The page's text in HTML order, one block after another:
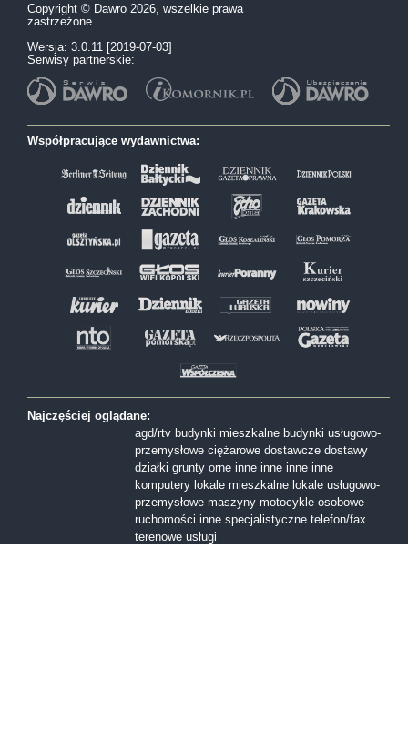
Copyright © Dawro 2026, wszelkie prawa
zastrzeżone
Wersja: 3.0.11 [2019-07-03]
Serwisy partnerskie:
Współpracujące wydawnictwa:
Najczęściej oglądane:
agd/rtv budynki mieszkalne budynki usługowo-
przemysłowe ciężarowe dostawcze dostawy
działki grunty orne inne inne inne inne
komputery lokale mieszkalne lokale usługowo-
przemysłowe maszyny motocykle osobowe
ruchomości inne specjalistyczne telefon/fax
terenowe usługi